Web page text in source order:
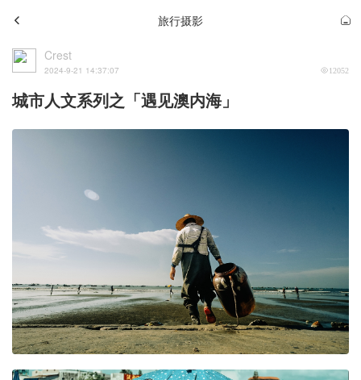
旅行摄影
Crest
2024-9-21 14:37:07 12052
城市人文系列之「遇见澳内海」